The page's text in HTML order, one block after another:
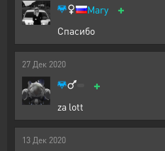
Mary +
Спасибо
27 Дек 2020
+
za lott
13 Дек 2020